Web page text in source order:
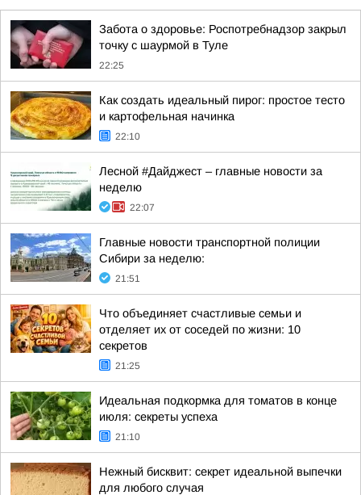
Забота о здоровье: Роспотребнадзор закрыл
точку с шаурмой в Туле
22:25
Как создать идеальный пирог: простое тесто
и картофельная начинка
22:10
Лесной #Дайджест – главные новости за
неделю
22:07
Главные новости транспортной полиции
Сибири за неделю:
21:51
Что объединяет счастливые семьи и
отделяет их от соседей по жизни: 10
секретов
21:25
Идеальная подкормка для томатов в конце
июля: секреты успеха
21:10
Нежный бисквит: секрет идеальной выпечки
для любого случая